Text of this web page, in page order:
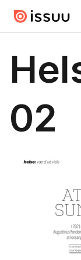
Skip to main
02